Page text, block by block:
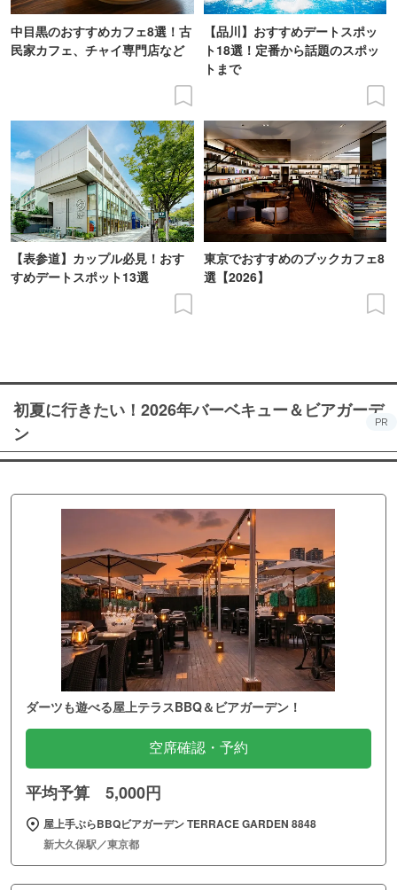
中目黒のおすすめカフェ8選！古
民家カフェ、チャイ専門店など
【品川】おすすめデートスポッ
ト18選！定番から話題のスポッ
トまで
【表参道】カップル必見！おす
すめデートスポット13選
東京でおすすめのブックカフェ8
選【2026】
初夏に行きたい！2026年バーベキュー＆ビアガーデ
ン
PR
ダーツも遊べる屋上テラスBBQ＆ビアガーデン！
空席確認・予約
平均予算 5,000円
屋上手ぶらBBQビアガーデン TERRACE GARDEN 8848
新大久保駅／東京都